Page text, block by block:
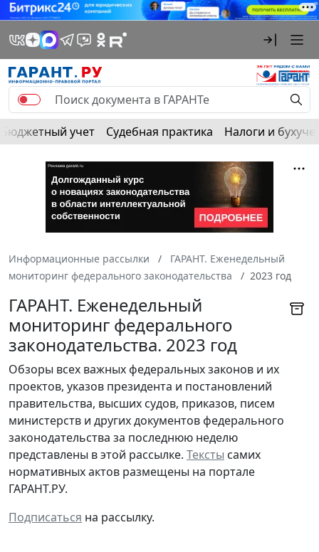
Бюджетный учет Судебная практика Налоги и
Информационные рассылки
ГАРАНТ. Еженедельный
мониторинг федерального законодательства
2023 год
ГАРАНТ. Еженедельный
мониторинг федерального
законодательства. 2023 год
Обзоры всех важных федеральных законов и их
проектов, указов президента и постановлений
правительства, высших судов, приказов, писем
министерств и других документов федерального
законодательства за последнюю неделю
представлены в этой рассылке. Тексты самих
нормативных актов размещены на портале
ГАРАНТ.РУ.
Подписаться на рассылку.